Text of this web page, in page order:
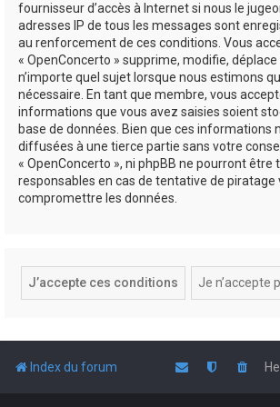
fournisseur d’accès à Internet si nous le
adresses IP de tous les messages sont
au renforcement de ces conditions. Vous
« OpenConcerto » supprime, modifie,
n’importe quel sujet lorsque nous estimons
nécessaire. En tant que membre, vous
informations que vous avez saisies soient
base de données. Bien que ces informations
diffusées à une tierce partie sans votre
« OpenConcerto », ni phpBB ne pourront être
responsables en cas de tentative de piratage
compromettre les données.
Index du forum